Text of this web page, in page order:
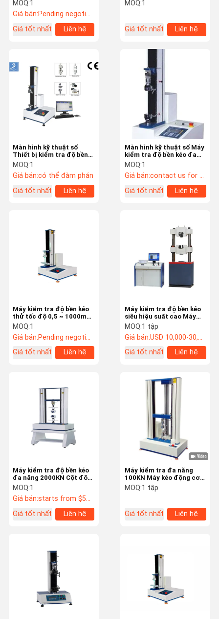
Chuyến
Tham Quan
Kiểm Soát
Chất Lượng
Liên Hệ Với
Tin Tức
Các Trường
Hợp
giặt công nghiệp
Lò sấy chân không
UV Accelerated Thời tiết đã Tester
Máy thử độ bền kéo
Máy thí nghiệm phổ quát
Thiết bị kiểm tra nhựa
Salt Spray Kiểm tra Phòng
Thiết bị kiểm tra gói
Máy thử độ cứng
Thiết bị kiểm tra chất kết dính
Dụng cụ đo quang học
MOQ:1
Giá tốt nhất Liên hệ
MOQ:1
Giá bán:Pending negotiation
Giá tốt nhất
Liên hệ
Màn hình kỹ thuật số Máy
kiểm tra độ bền kéo đa
năng
MOQ:1
Giá bán:contact us for more details
Giá tốt nhất
Liên hệ
Màn hình kỹ thuật số
Thiết bị kiểm tra độ bền
kéo kim loại Nhập khẩu
cảm biến có độ chính xác
cao
MOQ:1
Giá bán:có thể đàm phán
Giá tốt nhất
Liên hệ
Máy kiểm tra độ bền kéo
siêu hiệu suất cao Máy
kẹp thủy lực tích hợp
MOQ:1 tập
Giá bán:USD 10,000-30,000/set
Giá tốt nhất
Liên hệ
Máy kiểm tra độ bền kéo
thử tốc độ 0,5 ~ 1000mm
/ phút
MOQ:1
Giá bán:Pending negotiation
Giá tốt nhất
Liên hệ
Máy kiểm tra đa năng
100KN Máy kéo động cơ
Servo Độ bền kéo chính
xác 0,5
MOQ:1 tập
Giá tốt nhất Liên hệ
Máy kiểm tra độ bền kéo
đa năng 2000KN Cột đôi
Loại sàn để bàn
MOQ:1
Giá bán:starts from $5000
Giá tốt nhất
Liên hệ